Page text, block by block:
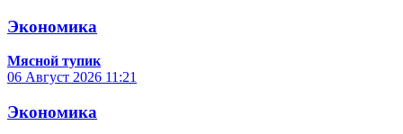
Экономика
Мясной тупик
06 Август 2026 11:21
Экономика